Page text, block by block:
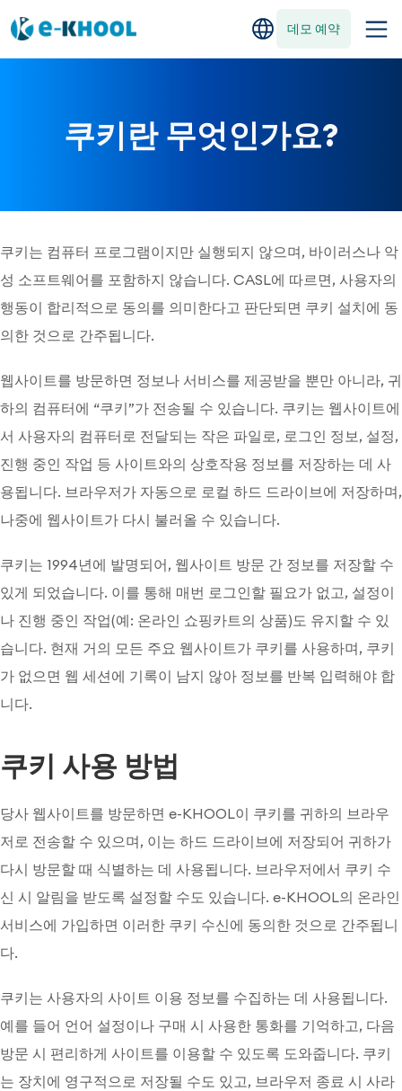
데모 예약
쿠키란 무엇인가요?
쿠키는 컴퓨터 프로그램이지만 실행되지 않으며, 바이러스나 악
성 소프트웨어를 포함하지 않습니다. CASL에 따르면, 사용자의
행동이 합리적으로 동의를 의미한다고 판단되면 쿠키 설치에 동
의한 것으로 간주됩니다.
웹사이트를 방문하면 정보나 서비스를 제공받을 뿐만 아니라, 귀
하의 컴퓨터에 “쿠키”가 전송될 수 있습니다. 쿠키는 웹사이트에
서 사용자의 컴퓨터로 전달되는 작은 파일로, 로그인 정보, 설정,
진행 중인 작업 등 사이트와의 상호작용 정보를 저장하는 데 사
용됩니다. 브라우저가 자동으로 로컬 하드 드라이브에 저장하며,
나중에 웹사이트가 다시 불러올 수 있습니다.
쿠키는 1994년에 발명되어, 웹사이트 방문 간 정보를 저장할 수
있게 되었습니다. 이를 통해 매번 로그인할 필요가 없고, 설정이
나 진행 중인 작업(예: 온라인 쇼핑카트의 상품)도 유지할 수 있
습니다. 현재 거의 모든 주요 웹사이트가 쿠키를 사용하며, 쿠키
가 없으면 웹 세션에 기록이 남지 않아 정보를 반복 입력해야 합
니다.
쿠키 사용 방법
당사 웹사이트를 방문하면 e-KHOOL이 쿠키를 귀하의 브라우
저로 전송할 수 있으며, 이는 하드 드라이브에 저장되어 귀하가
다시 방문할 때 식별하는 데 사용됩니다. 브라우저에서 쿠키 수
신 시 알림을 받도록 설정할 수도 있습니다. e-KHOOL의 온라인
서비스에 가입하면 이러한 쿠키 수신에 동의한 것으로 간주됩니
다.
쿠키는 사용자의 사이트 이용 정보를 수집하는 데 사용됩니다.
예를 들어 언어 설정이나 구매 시 사용한 통화를 기억하고, 다음
방문 시 편리하게 사이트를 이용할 수 있도록 도와줍니다. 쿠키
는 장치에 영구적으로 저장될 수도 있고, 브라우저 종료 시 사라